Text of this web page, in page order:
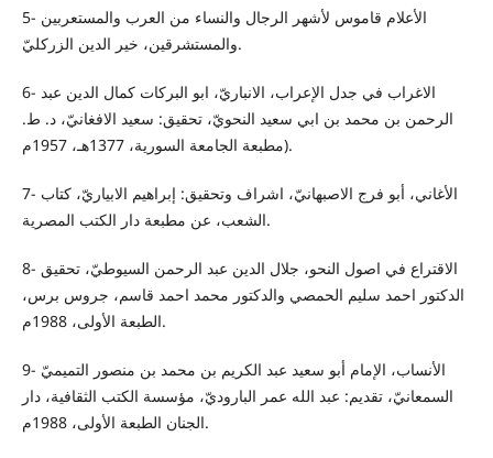
5- الأعلام قاموس لأشهر الرجال والنساء من العرب والمستعربين
والمستشرقين، خير الدين الزركليّ.
6- الاغراب في جدل الإعراب، الانباريّ، ابو البركات كمال الدين عبد
الرحمن بن محمد بن ابي سعيد النحويّ، تحقيق: سعيد الافغانيّ، د. ط.
(مطبعة الجامعة السورية، 1377هـ، 1957م.
7- الأغاني، أبو فرج الاصبهانيّ، اشراف وتحقيق: إبراهيم الابياريّ، كتاب
الشعب، عن مطبعة دار الكتب المصرية.
8- الاقتراع في اصول النحو، جلال الدين عبد الرحمن السيوطيّ، تحقيق
الدكتور احمد سليم الحمصي والدكتور محمد احمد قاسم، جروس برس،
الطبعة الأولى، 1988م.
9- الأنساب، الإمام أبو سعيد عبد الكريم بن محمد بن منصور التميميّ
السمعانيّ، تقديم: عبد الله عمر الباروديّ، مؤسسة الكتب الثقافية، دار
الجنان الطبعة الأولى، 1988م.